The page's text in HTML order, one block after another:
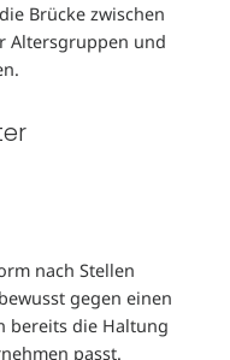
Brücke zwischen
Altersgruppen und
nach Stellen
gegen einen
bereits die Haltung
passt.